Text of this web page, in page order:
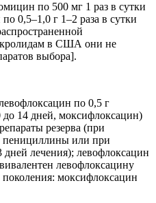
по 500 мг 1 раз в сутки
0,5–1,0 г 1–2 раза в сутки
в США они не
выбора].
по 0,5 г
до 14 дней, моксифлоксацин)
резерва (при
пенициллины или при
дней лечения); левофлоксацин
левофлоксацину
моксифлоксацин